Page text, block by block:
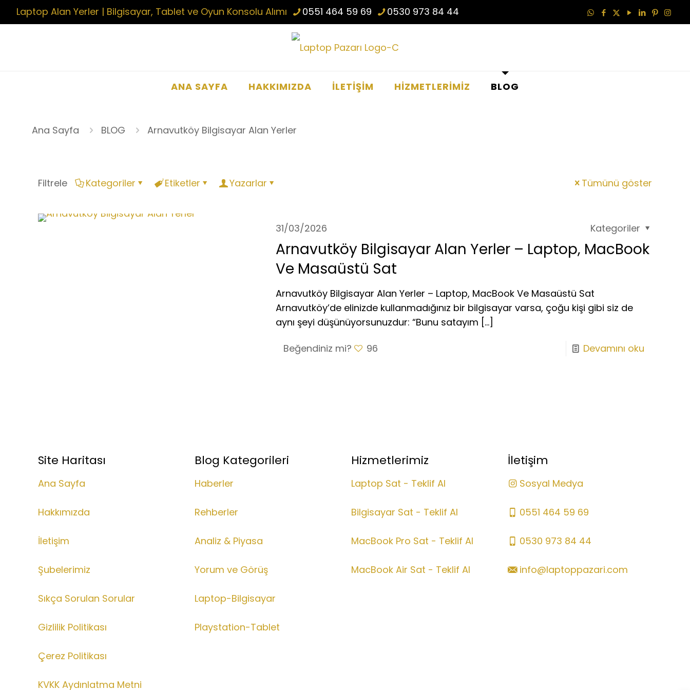
Laptop Alan Yerler | Bilgisayar, Tablet ve Oyun Konsolu Alımı 0551 464 59 69 0530 973 84 44
ANA SAYFA HAKKIMIZDA İLETİŞİM HİZMETLERİMİZ BLOG
Ana Sayfa BLOG Arnavutköy Bilgisayar Alan Yerler
Filtrele Kategoriler Etiketler Yazarlar Tümünü göster
31/03/2026 Kategoriler
Arnavutköy Bilgisayar Alan Yerler – Laptop, MacBook
Ve Masaüstü Sat
Arnavutköy Bilgisayar Alan Yerler – Laptop, MacBook Ve Masaüstü Sat
Arnavutköy’de elinizde kullanmadığınız bir bilgisayar varsa, çoğu kişi gibi siz de
aynı şeyi düşünüyorsunuzdur: “Bunu satayım […]
Beğendiniz mi? 96 Devamını oku
Site Haritası
Ana Sayfa
Hakkımızda
İletişim
Şubelerimiz
Sıkça Sorulan Sorular
Gizlilik Politikası
Çerez Politikası
KVKK Aydınlatma Metni
Blog Kategorileri
Haberler
Rehberler
Analiz & Piyasa
Yorum ve Görüş
Laptop-Bilgisayar
Playstation-Tablet
Hizmetlerimiz
Laptop Sat - Teklif Al
Bilgisayar Sat - Teklif Al
MacBook Pro Sat - Teklif Al
MacBook Air Sat - Teklif Al
İletişim
Sosyal Medya
0551 464 59 69
0530 973 84 44
info@laptoppazari.com